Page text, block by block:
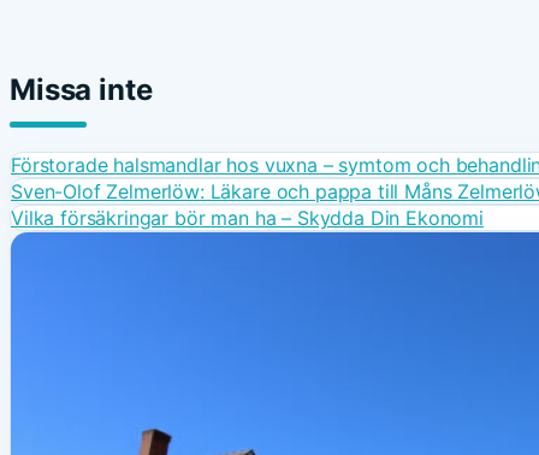
Missa inte
Förstorade halsmandlar hos vuxna – symtom och
Sven-Olof Zelmerlöw: Läkare och pappa till Måns
Vilka försäkringar bör man ha – Skydda Din Ekonomi